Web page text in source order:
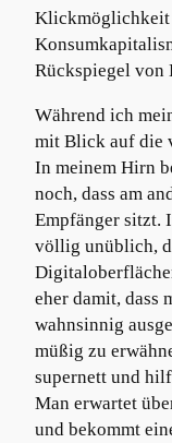
Klickmöglichkeit
Rückspiegel von
Während ich
mit Blick auf die
In meinem Hirn
noch, dass am
Empfänger sitzt.
völlig unüblich,
eher damit, dass
wahnsinnig
müßig zu
supernett und
Man erwartet
und bekommt